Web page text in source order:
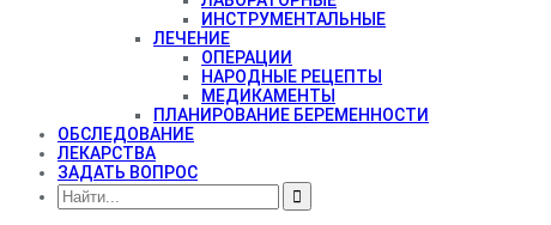
ИНСТРУМЕНТАЛЬНЫЕ
ЛЕЧЕНИЕ
ОПЕРАЦИИ
НАРОДНЫЕ РЕЦЕПТЫ
МЕДИКАМЕНТЫ
ПЛАНИРОВАНИЕ БЕРЕМЕННОСТИ
ОБСЛЕДОВАНИЕ
ЛЕКАРСТВА
ЗАДАТЬ ВОПРОС